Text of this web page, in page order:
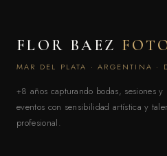
FLOR BAEZ
MAR DEL PLATA · ARGENTINA ·
+8 años capturando bodas, sesiones y
eventos con sensibilidad artística y
profesional.